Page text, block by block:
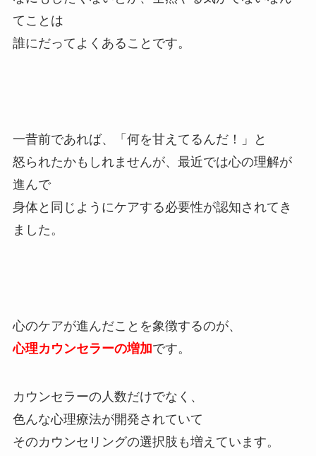
てことは
誰にだってよくあることです。
一昔前であれば、「何を甘えてるんだ！」と
怒られたかもしれませんが、最近では心の理解が
進んで
身体と同じようにケアする必要性が認知されてき
ました。
心のケアが進んだことを象徴するのが、
心理カウンセラーの増加です。
カウンセラーの人数だけでなく、
色んな心理療法が開発されていて
そのカウンセリングの選択肢も増えています。